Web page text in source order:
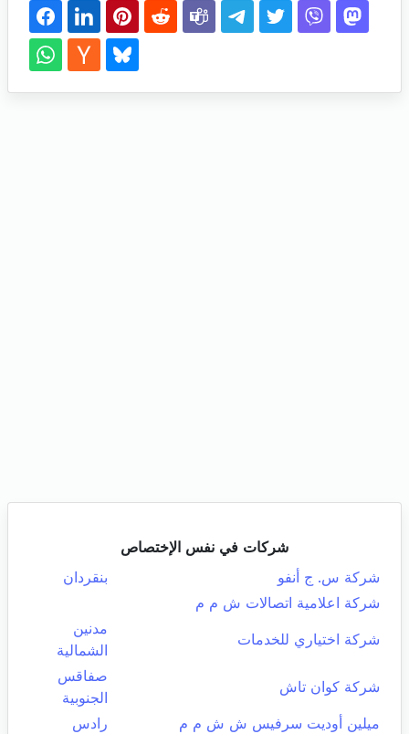
شركات في نفس الإختصاص
شركة س. ج أنفو
بنقردان
شركة اعلامية اتصالات ش م م
شركة اختياري للخدمات
مدنين
الشمالية
شركة كوان تاش
صفاقس
الجنوبية
ميلين أوديت سرفيس ش ش م م
رادس